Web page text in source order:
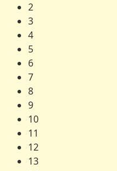
2
3
4
5
6
7
8
9
10
11
12
13